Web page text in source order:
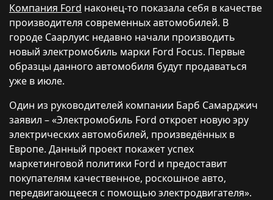
Компания Ford наконец-то показала себя в качестве
производителя современных автомобилей. В
городе Саарлуис недавно начали производить
новый электромобиль марки Ford Focus. Первые
образцы данного автомобиля будут продаваться
уже в июле.
Один из руководителей компании Барб Самарджич
заявил – «Электромобиль Ford откроет новую эру
электрических автомобилей, произведённых в
Европе. Данный проект покажет успех
маркетинговой политики Ford и предоставит
покупателям качественное, роскошное авто,
передвигающееся с помощью электродвигателя».